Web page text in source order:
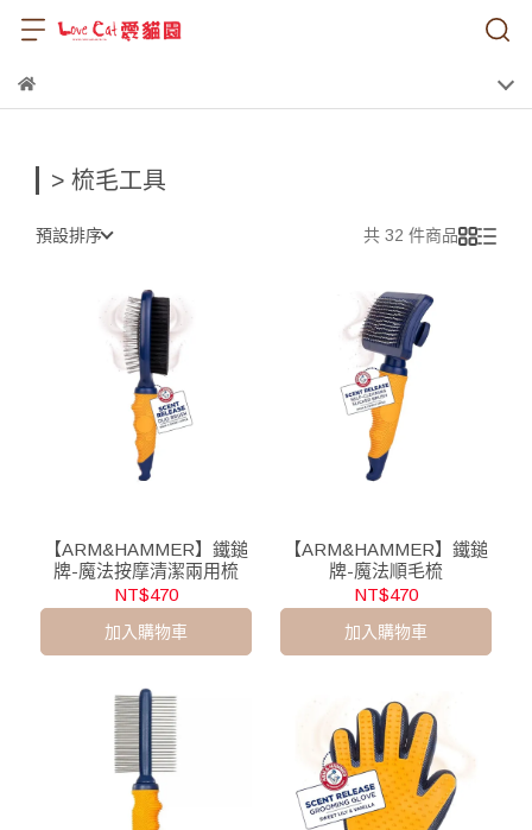
> 梳毛工具
預設排序 共 32 件商品
【ARM&HAMMER】鐵鎚
牌-魔法按摩清潔兩用梳
NT$470
加入購物車
【ARM&HAMMER】鐵鎚
牌-魔法順毛梳
NT$470
加入購物車